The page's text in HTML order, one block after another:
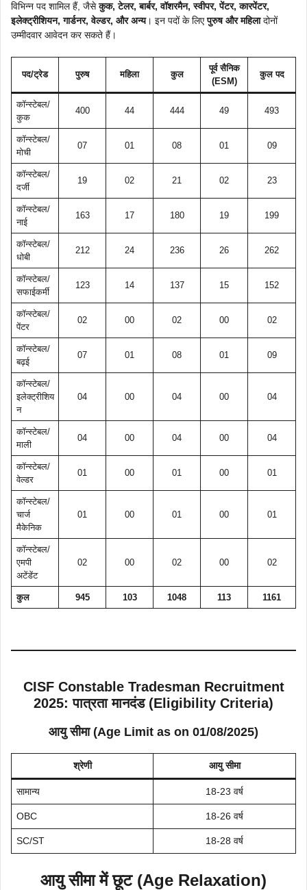
विभिन्न पद शामिल हैं, जैसेकुक, टेलर, बार्बर, वॉशरमैन, स्वीपर, पेंटर, कारपेंटर,
इलेक्ट्रीशियन, गार्डनर, वेल्डर, और अन्य। इन पदों के लिएपुरुष और महिलादोनों
उम्मीदवार आवेदन कर सकते हैं।
पद/ट्रेड पुरुष महिला कुल
पूर्व सैनिक
(ESM)
कुल पद
कॉन्स्टेबल/
कुक
400 44 444 49 493
कॉन्स्टेबल/
मोची
07 01 08 01 09
कॉन्स्टेबल/
दर्जी
19 02 21 02 23
कॉन्स्टेबल/
नाई
163 17 180 19 199
कॉन्स्टेबल/
धोबी
212 24 236 26 262
कॉन्स्टेबल/
सफाईकर्मी
123 14 137 15 152
कॉन्स्टेबल/
पेंटर
02 00 02 00 02
कॉन्स्टेबल/
बढ़ई
07 01 08 01 09
कॉन्स्टेबल/
इलेक्ट्रीशिय
न
04 00 04 00 04
कॉन्स्टेबल/
माली
04 00 04 00 04
कॉन्स्टेबल/
वेल्डर
01 00 01 00 01
कॉन्स्टेबल/
चार्ज
मैकेनिक
01 00 01 00 01
कॉन्स्टेबल/
एमपी
अटेंडेंट
02 00 02 00 02
कुल 945 103 1048 113 1161
CISF Constable Tradesman Recruitment
2025: पात्रता मानदंड (Eligibility Criteria)
आयु सीमा (Age Limit as on 01/08/2025)
श्रेणी आयु सीमा
सामान्य 18-23 वर्ष
OBC 18-26 वर्ष
SC/ST 18-28 वर्ष
आयु सीमा में छूट (Age Relaxation)